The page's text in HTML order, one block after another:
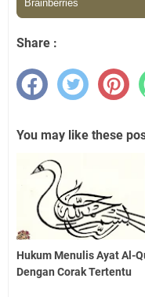
Share :
You may like these
Hukum Menulis Ayat Al-
Dengan Corak Tertentu